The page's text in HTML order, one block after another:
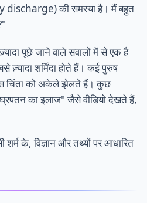
discharge) की समस्या है। मैं बहुत
पूछे जाने वाले सवालों में से एक है
शर्मिंदा होते हैं। कई पुरुष
चिंता को अकेले झेलते हैं। कुछ
का इलाज" जैसे वीडियो देखते हैं,
के, विज्ञान और तथ्यों पर आधारित